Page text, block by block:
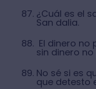
¿Cuál es el
San dalia.
El dinero no
sin dinero
No sé si es
que detesto